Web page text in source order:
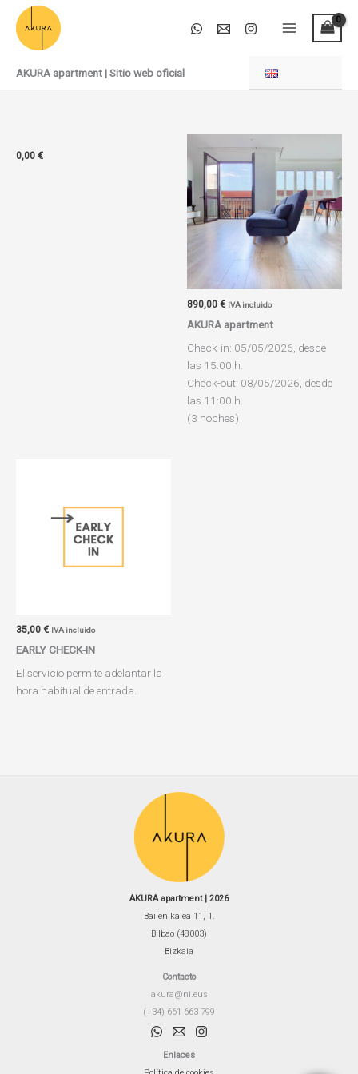
contenido
AKURA apartment | Sitio web oficial
0,00 €
890,00 € IVA incluido
AKURA apartment
Check-in: 05/05/2026, desde
las 15:00 h.
Check-out: 08/05/2026, desde
las 11:00 h.
(3 noches)
35,00 € IVA incluido
EARLY CHECK-IN
El servicio permite adelantar la
hora habitual de entrada.
AKURA apartment | 2026
Bailen kalea 11, 1.
Bilbao (48003)
Bizkaia
Contacto
akura@ni.eus
(+34) 661 663 799
Enlaces